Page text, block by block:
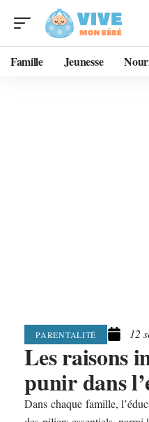
Famille Jeunesse
PARENTALITÉ 12
Les raisons
punir dans
Dans chaque famille,